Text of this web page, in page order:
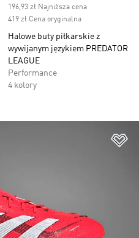
196,93 zł Najniższa cena
419 zł Cena oryginalna
Halowe buty piłkarskie z
wywijanym językiem PREDATOR
LEAGUE
Performance
4 kolory